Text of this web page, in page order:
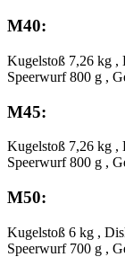
M40:
Kugelstoß 7,26 kg ,
Speerwurf 800 g ,
M45:
Kugelstoß 7,26 kg ,
Speerwurf 800 g ,
M50:
Kugelstoß 6 kg ,
Speerwurf 700 g ,